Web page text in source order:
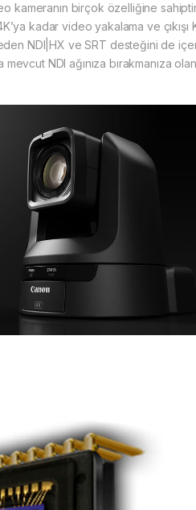
kameranın birçok özelliğine sahiptir.
kadar video yakalama ve çıkışı
NDI|HX ve SRT desteğini de
mevcut NDI ağınıza bırakmanıza